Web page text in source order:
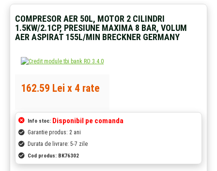
COMPRESOR AER 50L, MOTOR 2 CILINDRI
1.5KW/2.1CP, PRESIUNE MAXIMA 8 BAR, VOLUM
AER ASPIRAT 155L/MIN BRECKNER GERMANY
Info stoc: Disponibil pe comanda
Garantie produs: 2 ani
Durata de livrare: 5-7 zile
Cod produs: BK76302
162.59 Lei x 4 rate